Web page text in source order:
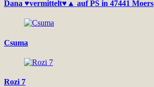
Dana ♥vermittelt♥▲ auf PS in 47441 Moers
Csuma
Rozi 7